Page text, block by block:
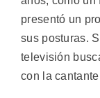
presentó un
sus posturas.
televisión
con la